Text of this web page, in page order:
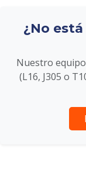
¿No
Nuestro
(L16, J305 o